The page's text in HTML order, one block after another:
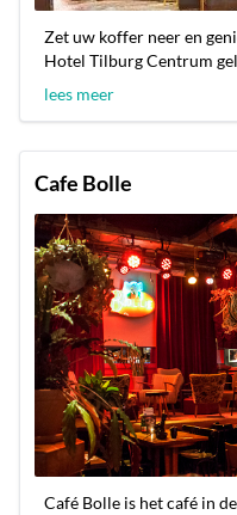
Zet uw koffer neer en
Hotel Tilburg Centrum
lees meer
Cafe Bolle
Café Bolle is het café in